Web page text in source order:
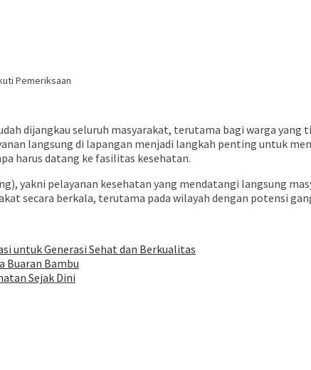
Pemeriksaan
dijangkau seluruh masyarakat, terutama bagi warga
langsung di lapangan menjadi langkah penting untuk
harus datang ke fasilitas kesehatan.
yakni pelayanan kesehatan yang mendatangi langsung
secara berkala, terutama pada wilayah dengan potensi
untuk Generasi Sehat dan Berkualitas
Buaran Bambu
Sejak Dini